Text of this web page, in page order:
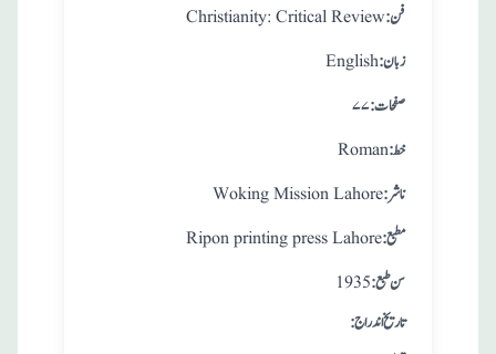
Christianity: Critical Review :فن
English:زبان
۷۷:صفحات
Roman:خط
Woking Mission Lahore :ناشر
Ripon printing press Lahore:مطبع
1935 : سن طبع
: تاريخ اندراج